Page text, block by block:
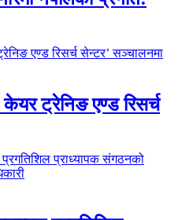
केयर ट्रेनिङ एण्ड रिसर्च